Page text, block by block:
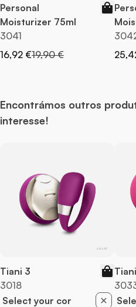
Personal
Moisturizer 75ml
3041
Preço Especial
16,92 €Preço Normal
19,90 €
Encontrámos outros
interesse!
Tiani 3
3018
Select your cor